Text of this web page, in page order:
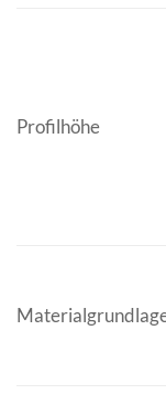
Profilhöhe